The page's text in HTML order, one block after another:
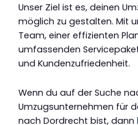
Unser Ziel ist es, deinen
möglich zu gestalten. Mit
Team, einer effizienten
umfassenden
und Kundenzufriedenheit.
Wenn du auf der Suche
Umzugsunternehmen für
nach Dordrecht bist, dann